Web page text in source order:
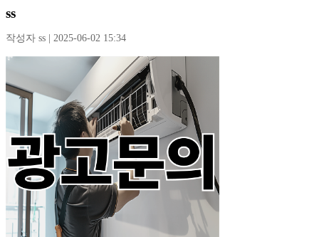
ss
작성자 ss | 2025-06-02 15:34